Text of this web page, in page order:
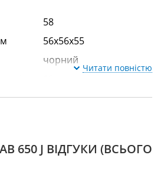
58
56x56x55
чорний
Читати повністю
650 J ВІДГУКИ (ВСЬОГО